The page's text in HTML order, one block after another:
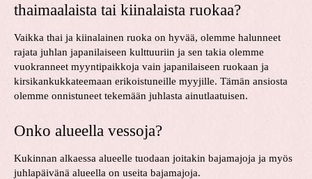
thaimaalaista tai kiinalaista ruokaa?
Vaikka thai ja kiinalainen ruoka on hyvää, olemme halunneet
rajata juhlan japanilaiseen kulttuuriin ja sen takia olemme
vuokranneet myyntipaikkoja vain japanilaiseen ruokaan ja
kirsikankukkateemaan erikoistuneille myyjille. Tämän ansiosta
olemme onnistuneet tekemään juhlasta ainutlaatuisen.
Onko alueella vessoja?
Kukinnan alkaessa alueelle tuodaan joitakin bajamajoja ja myös
juhlapäivänä alueella on useita bajamajoja.